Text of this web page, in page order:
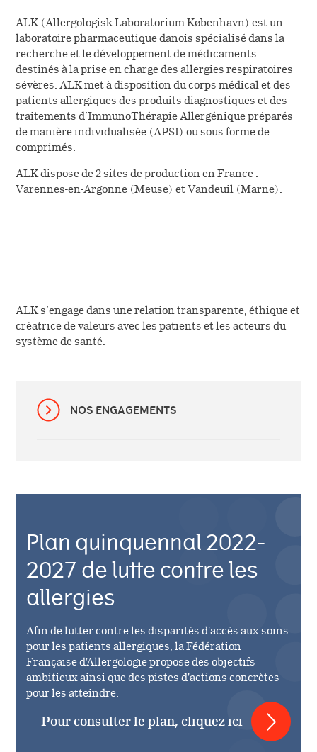
Désignation des principes
actifs
Fiches conseils sur les
allergènes
Housses anti-acariens
(NOUVEAU)
Contacter le service relation
patient
de santé
ALK (Allergologisk Laboratorium København) est un
laboratoire pharmaceutique danois spécialisé dans la
recherche et le développement de médicaments
destinés à la prise en charge des allergies respiratoires
sévères. ALK met à disposition du corps médical et des
patients allergiques des produits diagnostiques et des
traitements d’ImmunoThérapie Allergénique préparés
de manière individualisée (APSI) ou sous forme de
comprimés.
ALK dispose de 2 sites de production en France :
Varennes-en-Argonne (Meuse) et Vandeuil (Marne).
ALK s’engage dans une relation transparente, éthique et
créatrice de valeurs avec les patients et les acteurs du
système de santé.
NOS ENGAGEMENTS
Plan quinquennal 2022-
2027 de lutte contre les
allergies
Afin de lutter contre les disparités d'accès aux soins
pour les patients allergiques, la Fédération
Française d'Allergologie propose des objectifs
ambitieux ainsi que des pistes d'actions concrètes
pour les atteindre.
Pour consulter le plan, cliquez ici